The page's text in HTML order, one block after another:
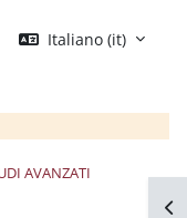
Italiano ‎(it)‎
AVANZATI